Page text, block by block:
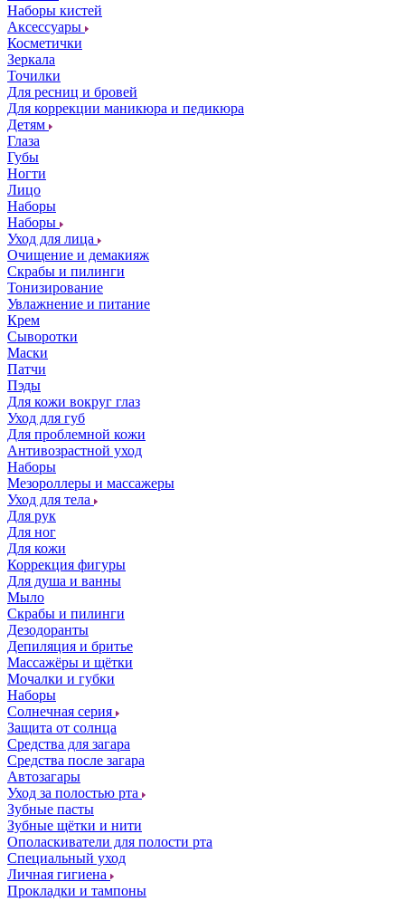
Наборы кистей
Аксессуары
Косметички
Зеркала
Точилки
Для ресниц и бровей
Для коррекции маникюра и педикюра
Детям
Глаза
Губы
Ногти
Лицо
Наборы
Наборы
Уход для лица
Очищение и демакияж
Скрабы и пилинги
Тонизирование
Увлажнение и питание
Крем
Сыворотки
Маски
Патчи
Пэды
Для кожи вокруг глаз
Уход для губ
Для проблемной кожи
Антивозрастной уход
Наборы
Мезороллеры и массажеры
Уход для тела
Для рук
Для ног
Для кожи
Коррекция фигуры
Для душа и ванны
Мыло
Скрабы и пилинги
Дезодоранты
Депиляция и бритье
Массажёры и щётки
Мочалки и губки
Наборы
Солнечная серия
Защита от солнца
Средства для загара
Средства после загара
Автозагары
Уход за полостью рта
Зубные пасты
Зубные щётки и нити
Ополаскиватели для полости рта
Специальный уход
Личная гигиена
Прокладки и тампоны